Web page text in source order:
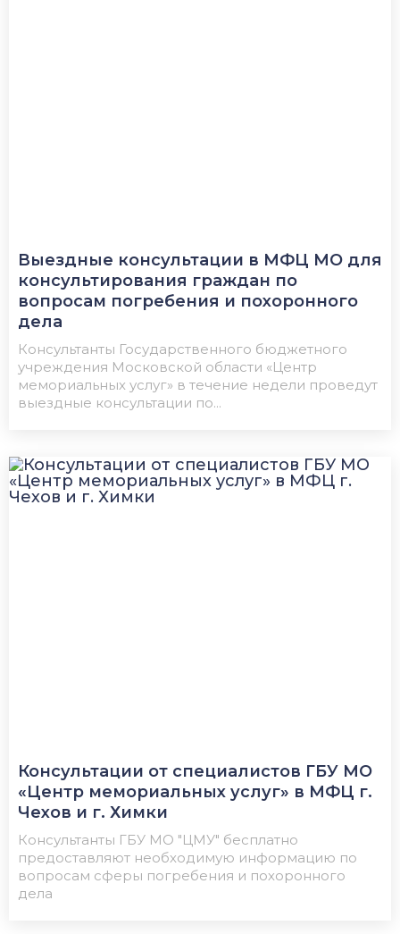
Выездные консультации в МФЦ МО для
консультирования граждан по
вопросам погребения и похоронного
дела
Консультанты Государственного бюджетного
учреждения Московской области «Центр
мемориальных услуг» в течение недели проведут
выездные консультации по...
Консультации от специалистов ГБУ МО
«Центр мемориальных услуг» в МФЦ г.
Чехов и г. Химки
Консультанты ГБУ МО "ЦМУ" бесплатно
предоставляют необходимую информацию по
вопросам сферы погребения и похоронного
дела